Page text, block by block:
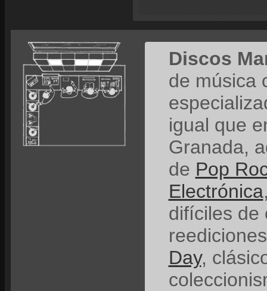
Discos
de música
igual que
Granada,
de Pop
Electrónica
difíciles de
Day,